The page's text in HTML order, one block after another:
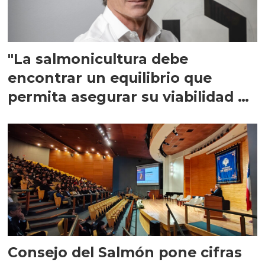
"La salmonicultura debe
encontrar un equilibrio que
permita asegurar su viabilidad de
Consejo del Salmón pone cifras